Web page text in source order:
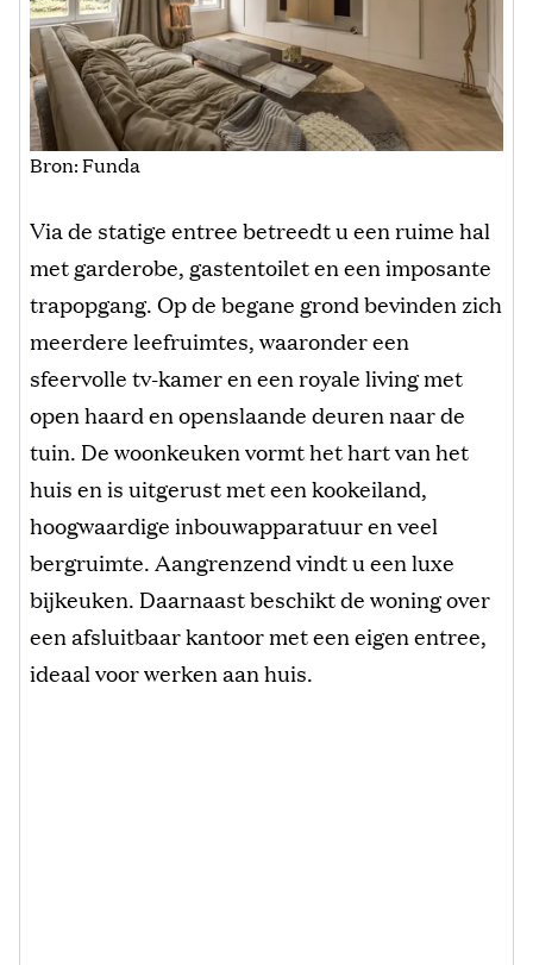
Bron: Funda
Via de statige entree betreedt u een ruime hal
met garderobe, gastentoilet en een imposante
trapopgang. Op de begane grond bevinden zich
meerdere leefruimtes, waaronder een
sfeervolle tv-kamer en een royale living met
open haard en openslaande deuren naar de
tuin. De woonkeuken vormt het hart van het
huis en is uitgerust met een kookeiland,
hoogwaardige inbouwapparatuur en veel
bergruimte. Aangrenzend vindt u een luxe
bijkeuken. Daarnaast beschikt de woning over
een afsluitbaar kantoor met een eigen entree,
ideaal voor werken aan huis.